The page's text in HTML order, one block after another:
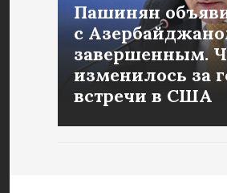
Пашинян
с
завершенным.
изменилось за
встречи в США